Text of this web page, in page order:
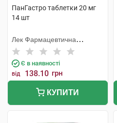
ПанГастро таблетки 20 мг
14 шт
Лек Фармацевтична
компанія
Є в наявності
від 138.10 грн
КУПИТИ